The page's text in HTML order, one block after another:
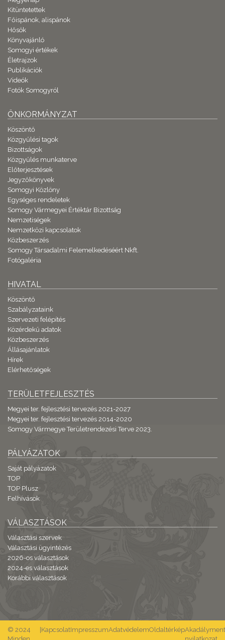
Kitüntetettek
Főispánok, alispánok
Hősök
Könyvajánló
Somogyi értékek
Életrajzok
Publikációk
Videók
Fotók Somogyról
ÖNKORMÁNYZAT
Köszöntő
Közgyűlési tagok
Bizottságok
Közgyűlés munkaterve
Előterjesztések
Jegyzőkönyvek
Somogyi Közlöny
Egységes rendeletek
Somogy Vármegyei Értéktár Bizottság
Nemzetiségek
Nemzetközi kapcsolatok
Közbeszerzés
Somogy Társadalmi Felemelkedéséért Nkft.
Fotógaléria
HIVATAL
Köszöntő
Szabályzataink
Szervezeti felépítés
Közérdekű adatok
Közbeszerzés
Állásajánlatok
Hírek
Elérhetőségek
TERÜLETFEJLESZTÉS
Megyei ter. fejlesztési tervezés 2021-2027
Megyei ter. fejlesztési tervezés 2014-2020
Somogy Vármegye Területrendezési Terve 2023.
PÁLYÁZATOK
Saját pályázatok
TOP
TOP Plusz
Felhívások
VÁLASZTÁSOK
Választási szervek
Választási ügyintézés
2026-os választások
2024-es választások
Korábbi választások
© 2024
KapcsolatImpresszumAdatvédelemOldaltérkép